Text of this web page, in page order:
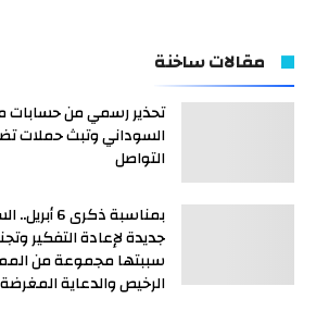
مقالات ساخنة
تحذير رسمي من حسابات
السوداني وتبث حملات
التواصل
بمناسبة
جديدة لإعادة التفكير
سببتها مجموعة من
الرخيص والدعاية المغرضة